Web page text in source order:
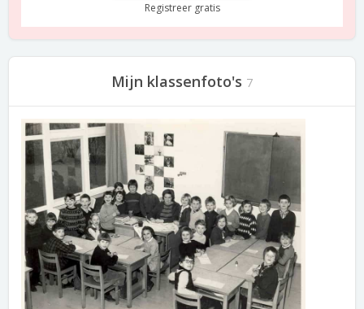
Registreer gratis
Mijn klassenfoto's 7